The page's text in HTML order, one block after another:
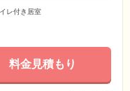
レ付き居室
料金見積もり